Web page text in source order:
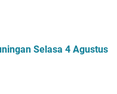
Selasa 4 Agustus